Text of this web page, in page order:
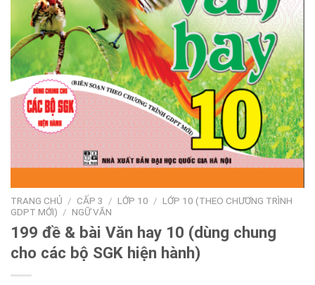
TRANG CHỦ / CẤP 3 / LỚP 10 / LỚP 10 (THEO CHƯƠNG TRÌNH
GDPT MỚI) / NGỮ VĂN
199 đề & bài Văn hay 10 (dùng chung
cho các bộ SGK hiện hành)